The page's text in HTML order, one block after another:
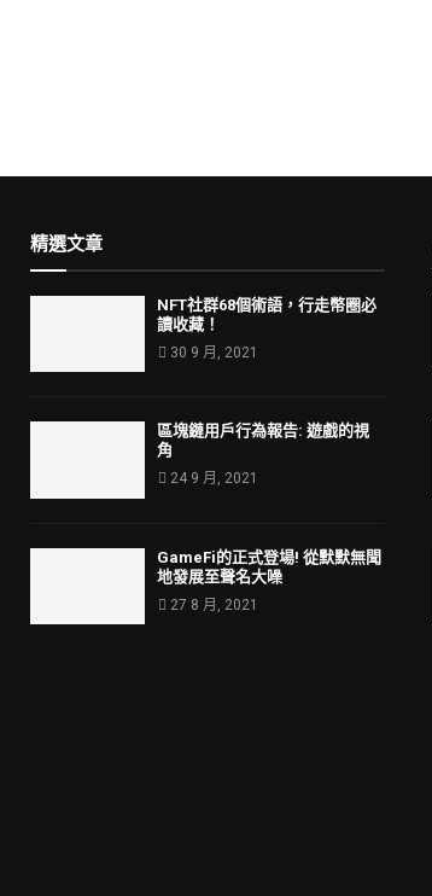
精選文章
NFT社群68個術語，行走幣圈必
讀收藏！
30 9 月, 2021
區塊鏈用戶行為報告: 遊戲的視
角
24 9 月, 2021
GameFi的正式登場! 從默默無聞
地發展至聲名大噪
27 8 月, 2021